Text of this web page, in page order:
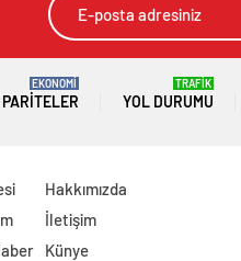
PARITELER
EKONOMİ
YOL DURUMU
TRAFİK
Hakkımızda
İletişim
Künye